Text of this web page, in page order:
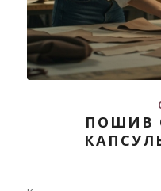
ПОШИВ